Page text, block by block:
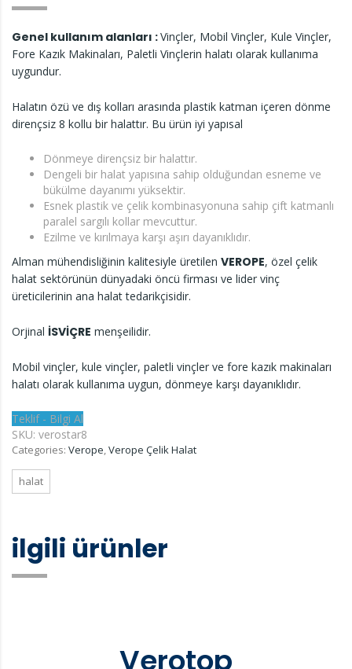
Genel kullanım alanları :Vinçler, Mobil Vinçler, Kule Vinçler,
Fore Kazık Makinaları, Paletli Vinçlerin halatı olarak kullanıma
uygundur.
Halatın özü ve dış kolları arasında plastik katman içeren dönme
dirençsiz 8 kollu bir halattır. Bu ürün iyi yapısal
Dönmeye dirençsiz bir halattır.
Dengeli bir halat yapısına sahip olduğundan esneme ve
bükülme dayanımı yüksektir.
Esnek plastik ve çelik kombinasyonuna sahip çift katmanlı
paralel sargılı kollar mevcuttur.
Ezilme ve kırılmaya karşı aşırı dayanıklıdır.
Alman mühendisliğinin kalitesiyle üretilen VEROPE, özel çelik
halat sektörünün dünyadaki öncü firması ve lider vinç
üreticilerinin ana halat tedarikçisidir.
Orjinal İSVİÇRE menşeilidir.
Mobil vinçler, kule vinçler, paletli vinçler ve fore kazık makinaları
halatı olarak kullanıma uygun, dönmeye karşı dayanıklıdır.
Teklif - Bilgi Al
SKU: verostar8
Categories: Verope,Verope Çelik Halat
halat
ilgili ürünler